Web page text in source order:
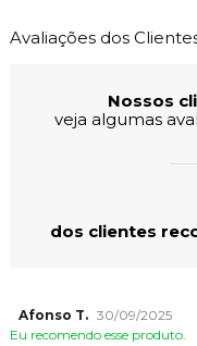
Avaliações dos
Nossos
veja algumas
dos clientes
Afonso T. 30/09/2025
Eu recomendo esse produto.